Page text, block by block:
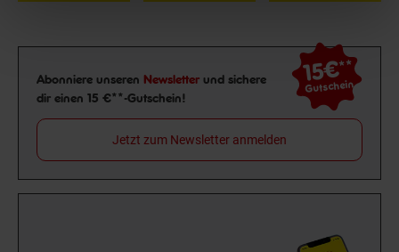
Newsletter Anmeldung
Abonniere unseren Newsletter und sichere
dir einen 15 €**-Gutschein!
15€**
Gutschein
Jetzt zum Newsletter anmelden